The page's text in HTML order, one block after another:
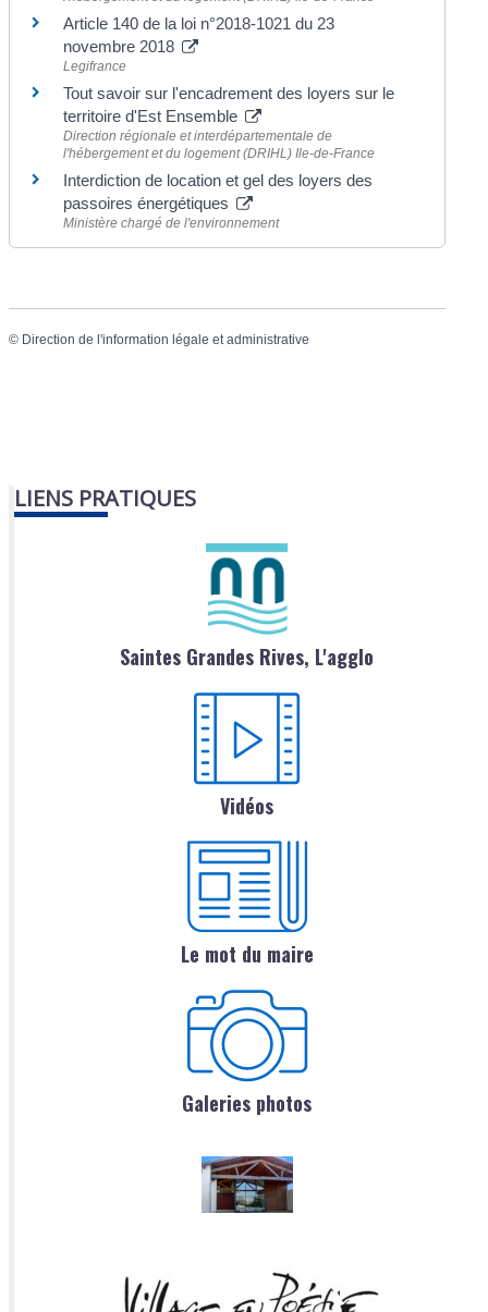
Article 140 de la loi n°2018-1021 du 23
novembre 2018
Legifrance
Tout savoir sur l'encadrement des loyers sur le
territoire d'Est Ensemble
Direction régionale et interdépartementale de
l'hébergement et du logement (DRIHL) Ile-de-France
Interdiction de location et gel des loyers des
passoires énergétiques
Ministère chargé de l'environnement
© Direction de l'information légale et administrative
LIENS PRATIQUES
Saintes Grandes Rives, L'agglo
Vidéos
Le mot du maire
Galeries photos